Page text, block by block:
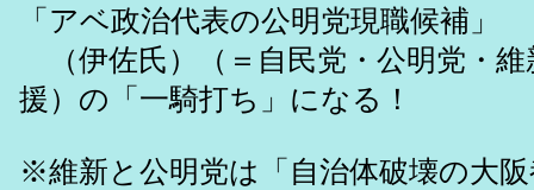
「アベ政治代表の公明党現職候補」
（伊佐氏）（＝自民党・公明党・維
援）の「一騎打ち」になる！
※維新と公明党は「自治体破壊の大